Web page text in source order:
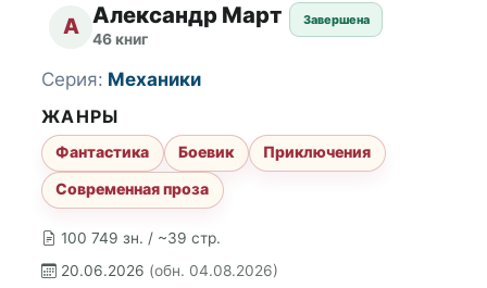
А Александр Март
46 книг
Завершена
100 749 зн. / ~39 стр.
20.06.2026 (обн. 04.08.2026)
Серия: Механики
ЖАНРЫ
Фантастика Боевик
Приключения
Современная проза